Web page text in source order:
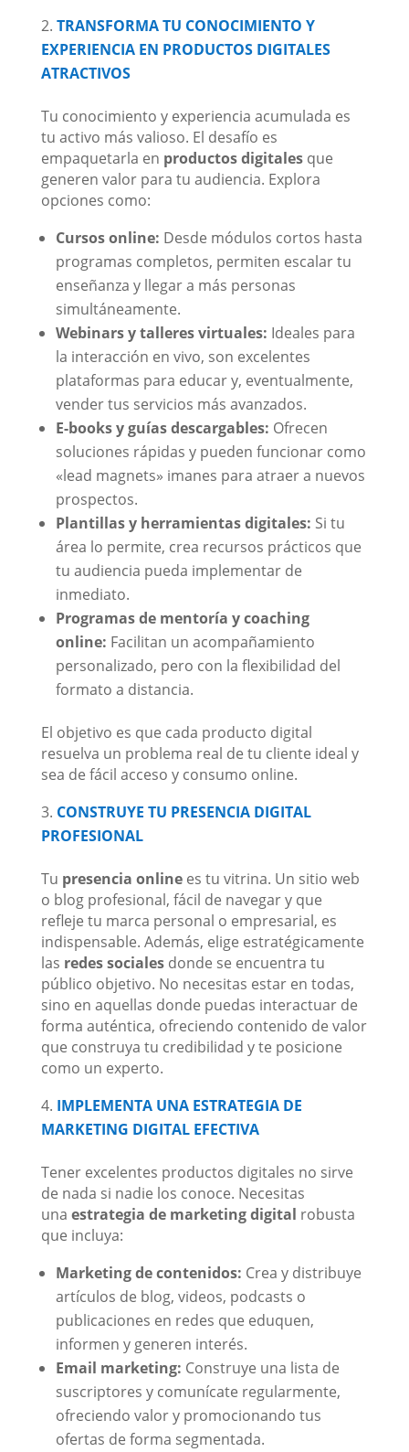
TRANSFORMA TU CONOCIMIENTO Y
EXPERIENCIA EN PRODUCTOS DIGITALES
ATRACTIVOS
Tu conocimiento y experiencia acumulada es
tu activo más valioso. El desafío es
empaquetarla en productos digitalesque
generen valor para tu audiencia. Explora
opciones como:
Cursos online: Desde módulos cortos hasta
programas completos, permiten escalar tu
enseñanza y llegar a más personas
simultáneamente.
Webinars y talleres virtuales: Ideales para
la interacción en vivo, son excelentes
plataformas para educar y, eventualmente,
vender tus servicios más avanzados.
E-books y guías descargables: Ofrecen
soluciones rápidas y pueden funcionar como
«lead magnets» imanes para atraer a nuevos
prospectos.
Plantillas y herramientas digitales: Si tu
área lo permite, crea recursos prácticos que
tu audiencia pueda implementar de
inmediato.
Programas de mentoría y coaching
online: Facilitan un acompañamiento
personalizado, pero con la flexibilidad del
formato a distancia.
El objetivo es que cada producto digital
resuelva un problema real de tu cliente ideal y
sea de fácil acceso y consumo online.
CONSTRUYE TU PRESENCIA DIGITAL
PROFESIONAL
Tu presencia onlinees tu vitrina. Un sitio web
o blog profesional, fácil de navegar y que
refleje tu marca personal o empresarial, es
indispensable. Además, elige estratégicamente
las redes socialesdonde se encuentra tu
público objetivo. No necesitas estar en todas,
sino en aquellas donde puedas interactuar de
forma auténtica, ofreciendo contenido de valor
que construya tu credibilidad y te posicione
como un experto.
IMPLEMENTA UNA ESTRATEGIA DE
MARKETING DIGITAL EFECTIVA
Tener excelentes productos digitales no sirve
de nada si nadie los conoce. Necesitas
una estrategia de marketing digital robusta
que incluya:
Marketing de contenidos: Crea y distribuye
artículos de blog, videos, podcasts o
publicaciones en redes que eduquen,
informen y generen interés.
Email marketing: Construye una lista de
suscriptores y comunícate regularmente,
ofreciendo valor y promocionando tus
ofertas de forma segmentada.